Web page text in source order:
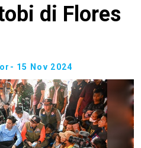
di Flores
- 15 Nov 2024